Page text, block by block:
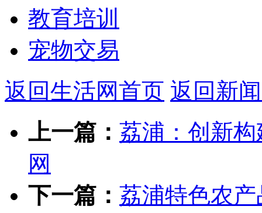
教育培训
宠物交易
返回生活网首页 返回新
上一篇： 荔浦：创新
网
下一篇： 荔浦特色农